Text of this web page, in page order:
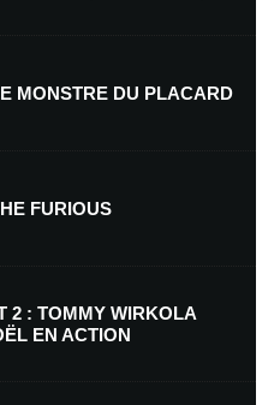
et mon site dans le navigateur pour
MONSTRE DU PLACARD
FURIOUS
2 : TOMMY WIRKOLA
EN ACTION